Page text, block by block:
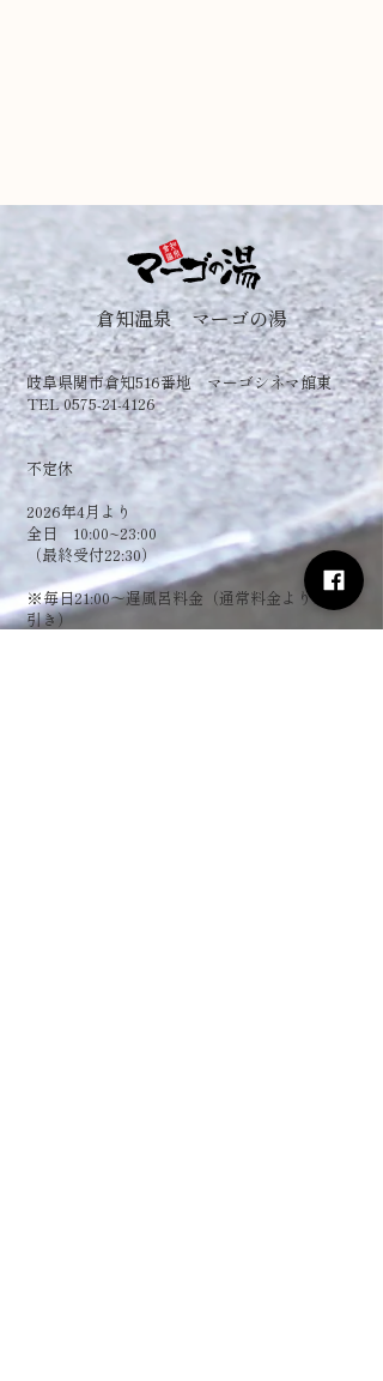
倉知温泉 マーゴの湯
岐阜県関市倉知516番地 マーゴシネマ館東
TEL 0575-21-4126
​不定休
2026年4月より
全日 10:00~23:00
（最終受付22:30）
​※毎日21:00～遅風呂料金（通常料金より150円
引き）